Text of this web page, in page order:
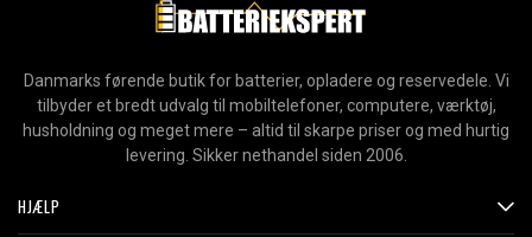
Danmarks førende butik for batterier, opladere og reservedele. Vi
tilbyder et bredt udvalg til mobiltelefoner, computere, værktøj,
husholdning og meget mere – altid til skarpe priser og med hurtig
levering. Sikker nethandel siden 2006.
HJÆLP